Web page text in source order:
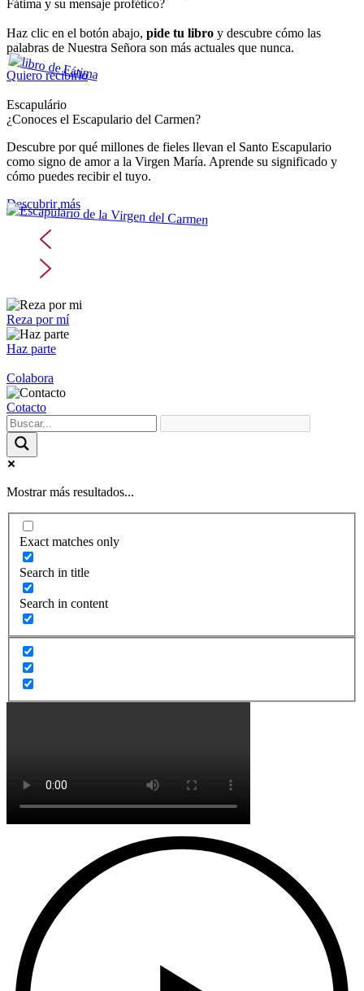
Fátima y su mensaje profético?
Haz clic en el botón abajo, pide tu libro y descubre cómo las
palabras de Nuestra Señora son más actuales que nunca.
Quiero recibirlo
Escapulário
¿Conoces el Escapulario del Carmen?
Descubre por qué millones de fieles llevan el Santo Escapulario
como signo de amor a la Virgen María. Aprende su significado y
cómo puedes recibir el tuyo.
Descubrir más
Reza por mí
Haz parte
Colabora
Cotacto
Mostrar más resultados...
Exact matches only
Search in title
Search in content